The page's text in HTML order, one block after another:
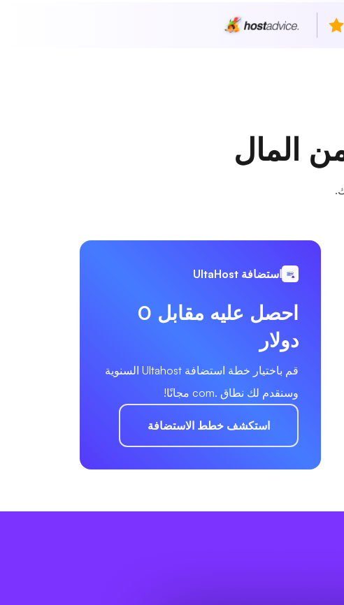
المال
استضافة UltaHost
احصل عليه مقابل 0
دولار
قم باختيار خطة استضافة Ultahost السنوية
وسنقدم لك نطاق .com مجانًا!
استكشف خطط الاستضافة